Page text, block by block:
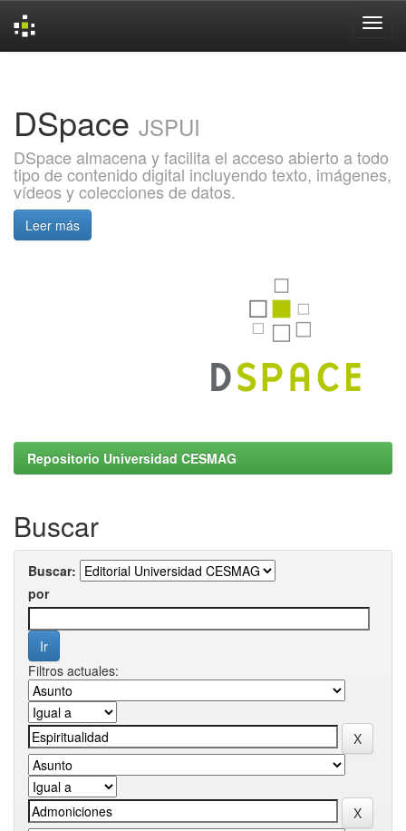
DSpace JSPUI
DSpace almacena y facilita el acceso abierto a todo
tipo de contenido digital incluyendo texto, imágenes,
vídeos y colecciones de datos.
Leer más
Repositorio Universidad CESMAG
Buscar
Buscar:
por
Filtros actuales: